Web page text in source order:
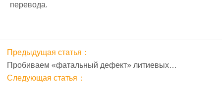
перевода.
Предыдущая статья：
Пробиваем «фатальный дефект» литиевых
аккумуляторов
Следующая статья：